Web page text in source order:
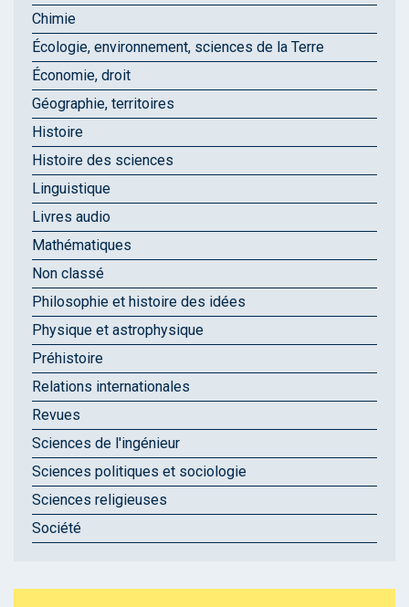
Chimie
Écologie, environnement, sciences de la Terre
Économie, droit
Géographie, territoires
Histoire
Histoire des sciences
Linguistique
Livres audio
Mathématiques
Non classé
Philosophie et histoire des idées
Physique et astrophysique
Préhistoire
Relations internationales
Revues
Sciences de l'ingénieur
Sciences politiques et sociologie
Sciences religieuses
Société